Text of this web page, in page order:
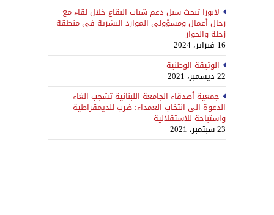
لابورا تبحث سبل دعم شباب البقاع خلال لقاء مع
رجال أعمال ومسؤولي الموارد البشرية في منطقة
زحلة والجوار
16 فبراير، 2024
الوثيقة الوطنية
22 ديسمبر، 2021
جمعية أصدقاء الجامعة اللبنانية تشجب الغاء
الدعوة الى انتخاب العمداء: ضرب للديمقراطية
واستباحة للاستقلالية
23 سبتمبر، 2021